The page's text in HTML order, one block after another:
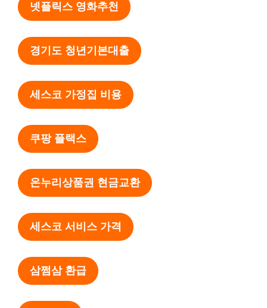
넷플릭스 영화추천
경기도 청년기본대출
세스코 가정집 비용
쿠팡 플랙스
온누리상품권 현금교환
세스코 서비스 가격
삼쩜삼 환급